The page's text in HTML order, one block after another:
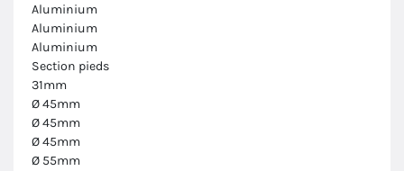
Aluminium
Aluminium
Aluminium
Section pieds
31mm
Ø 45mm
Ø 45mm
Ø 45mm
Ø 55mm